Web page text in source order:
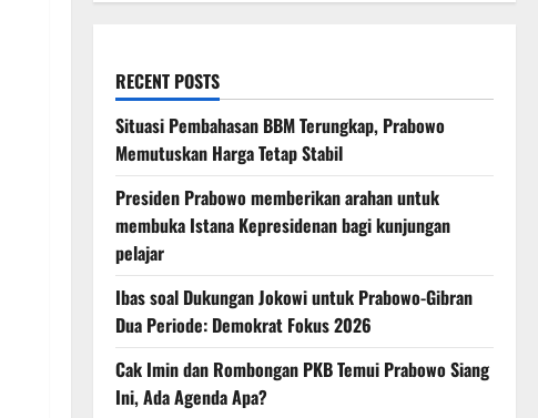
RECENT POSTS
Situasi Pembahasan BBM Terungkap, Prabowo
Memutuskan Harga Tetap Stabil
Presiden Prabowo memberikan arahan untuk
membuka Istana Kepresidenan bagi kunjungan
pelajar
Ibas soal Dukungan Jokowi untuk Prabowo-Gibran
Dua Periode: Demokrat Fokus 2026
Cak Imin dan Rombongan PKB Temui Prabowo Siang
Ini, Ada Agenda Apa?